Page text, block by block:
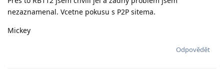
nezaznamenal. Vcetne pokusu s P2P sitema.
Mickey
Odpovědět